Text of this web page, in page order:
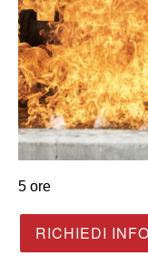
5 ore
RICHIEDI INFO